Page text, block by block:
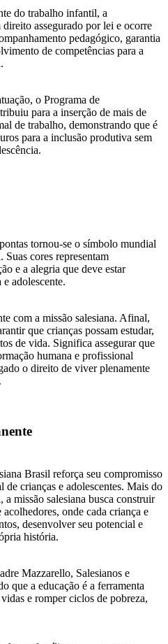
do trabalho infantil, a
assegurado por lei e ocorre
pedagógico, garantia
de competências para a
o Programa de
para a inserção de mais de
de trabalho, demonstrando que é
para a inclusão produtiva sem
tornou-se o símbolo mundial
cores representam
e a alegria que deve estar
adolescente.
com a missão salesiana. Afinal,
que crianças possam estudar,
de vida. Significa assegurar que
humana e profissional
o direito de viver plenamente
Brasil reforça seu compromisso
crianças e adolescentes. Mais do
missão salesiana busca construir
onde cada criança e
desenvolver seu potencial e
história.
Mazzarello, Salesianos e
que a educação é a ferramenta
e romper ciclos de pobreza,